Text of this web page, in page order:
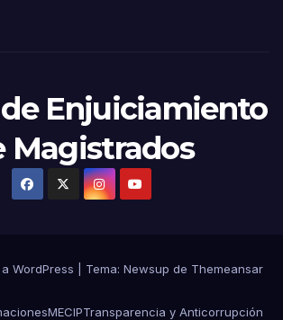
Enjuiciamiento
Magistrados
WordPress Tema: Newsup de Themeansar
MECIPTransparencia y Anticorrupción